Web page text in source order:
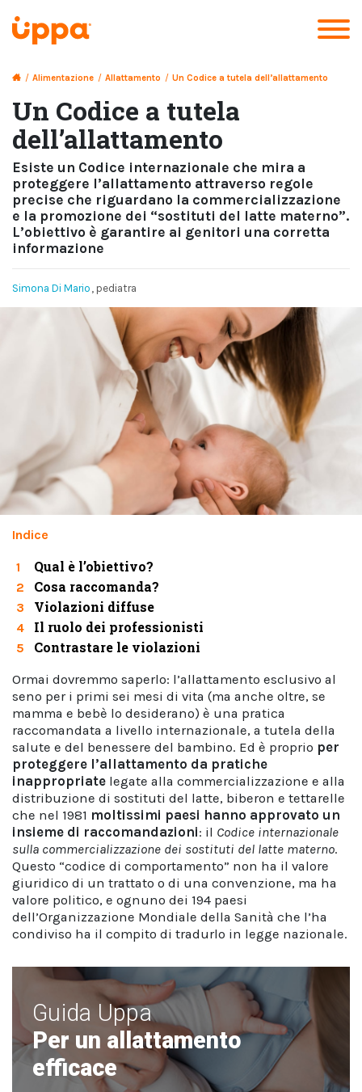
/ Alimentazione / Allattamento / Un Codice a tutela dell’allattamento
Un Codice a tutela
dell’allattamento
Esiste un Codice internazionale che mira a
proteggere l’allattamento attraverso regole
precise che riguardano la commercializzazione
e la promozione dei “sostituti del latte materno”.
L’obiettivo è garantire ai genitori una corretta
informazione
Simona Di Mario , pediatra
Indice
1 Qual è l’obiettivo?
2 Cosa raccomanda?
3 Violazioni diffuse
4 Il ruolo dei professionisti
5 Contrastare le violazioni
Ormai dovremmo saperlo: l’allattamento esclusivo al
seno per i primi sei mesi di vita (ma anche oltre, se
mamma e bebè lo desiderano) è una pratica
raccomandata a livello internazionale, a tutela della
salute e del benessere del bambino. Ed è proprio per
proteggere l’allattamento da pratiche
inappropriate legate alla commercializzazione e alla
distribuzione di sostituti del latte, biberon e tettarelle
che nel 1981 moltissimi paesi hanno approvato un
insieme di raccomandazioni: il Codice internazionale
sulla commercializzazione dei sostituti del latte materno.
Questo “codice di comportamento” non ha il valore
giuridico di un trattato o di una convenzione, ma ha
valore politico, e ognuno dei 194 paesi
dell’Organizzazione Mondiale della Sanità che l’ha
condiviso ha il compito di tradurlo in legge nazionale.
Guida Uppa
Per un allattamento
efficace